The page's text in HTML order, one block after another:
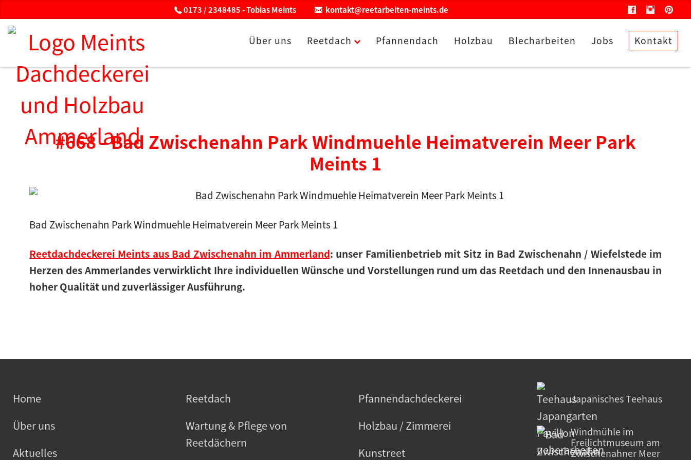
Über uns Reetdach Pfannendach Holzbau Blecharbeiten Jobs Kontakt
0173 / 2348485 - Tobias Meints kontakt@reetarbeiten-meints.de
#668 - Bad Zwischenahn Park Windmuehle Heimatverein Meer Park
Meints 1
Bad Zwischenahn Park Windmuehle Heimatverein Meer Park Meints 1
Reetdachdeckerei Meints aus Bad Zwischenahn im Ammerland: unser Familienbetrieb mit Sitz in Bad Zwischenahn / Wiefelstede im
Herzen des Ammerlandes verwirklicht Ihre individuellen Wünsche und Vorstellungen rund um das Reetdach und den Innenausbau in
hoher Qualität und zuverlässiger Ausführung.
Home
Über uns
Aktuelles
Reetdach
Wartung & Pflege von
Reetdächern
Pfannendachdeckerei
Holzbau / Zimmerei
Kunstreet
Japanisches Teehaus
Windmühle im
Freilichtmuseum am
Zwischenahner Meer